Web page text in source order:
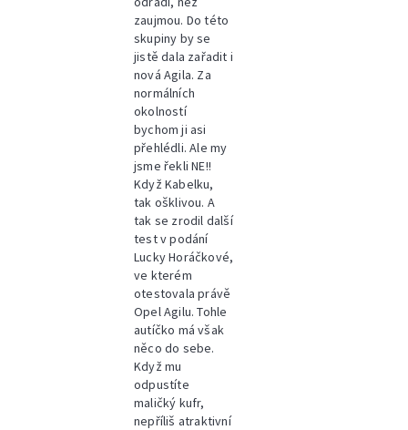
zaujmou. Do této
skupiny by se
jistě dala zařadit i
nová Agila. Za
normálních
okolností
bychom ji asi
přehlédli. Ale my
jsme řekli NE!!
Když Kabelku,
tak ošklivou. A
tak se zrodil další
test v podání
Lucky Horáčkové,
ve kterém
otestovala právě
Opel Agilu. Tohle
autíčko má však
něco do sebe.
Když mu
odpustíte
maličký kufr,
nepříliš atraktivní